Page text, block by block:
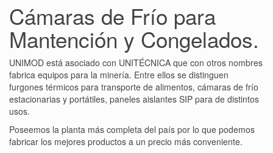
Cámaras de Frío para
Mantención y Congelados.
UNIMOD está asociado con UNITÉCNICA que con otros nombres
fabrica equipos para la minería. Entre ellos se distinguen
furgones térmicos para transporte de alimentos, cámaras de frío
estacionarias y portátiles, paneles aislantes SIP para de distintos
usos.
Poseemos la planta más completa del país por lo que podemos
fabricar los mejores productos a un precio más conveniente.